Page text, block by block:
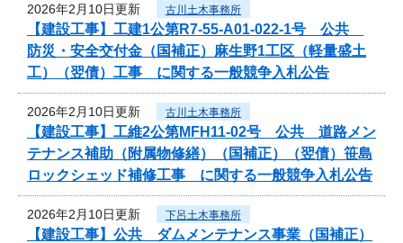
2026年2月10日更新 古川土木事務所
【建設工事】工建1公第R7-55-A01-022-1号 公共
防災・安全交付金（国補正）麻生野1工区（軽量盛土
工）（翌債）工事 に関する一般競争入札公告
2026年2月10日更新 古川土木事務所
【建設工事】工維2公第MFH11-02号 公共 道路メン
テナンス補助（附属物修繕）（国補正）（翌債）笹島
ロックシェッド補修工事 に関する一般競争入札公告
2026年2月10日更新 下呂土木事務所
【建設工事】公共 ダムメンテナンス事業（国補正）